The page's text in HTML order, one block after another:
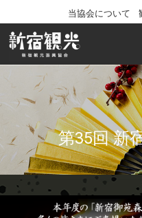
当協会について
一般社団法
第35回 新